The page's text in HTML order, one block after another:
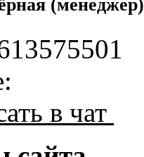
(менеджер)
в чат